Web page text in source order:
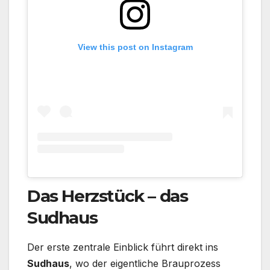
View this post on Instagram
Das Herzstück – das
Sudhaus
Der erste zentrale Einblick führt direkt ins
Sudhaus, wo der eigentliche Brauprozess